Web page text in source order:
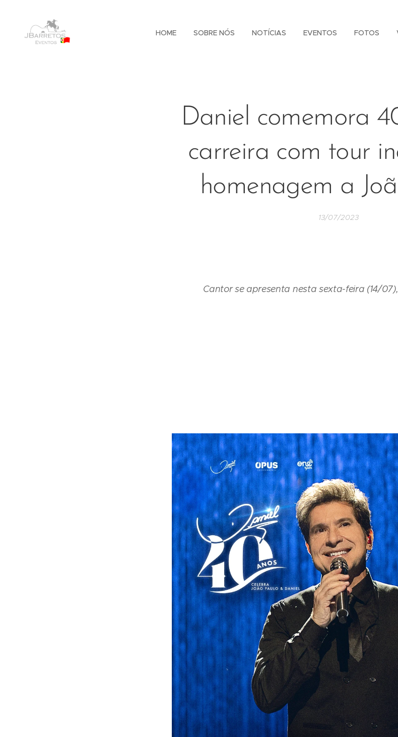
HOME SOBRE NÓS NOTÍCIAS EVENTOS FOTOS
Daniel comemora
carreira com tour
homenagem a
13/07/2023
Cantor se apresenta nesta sexta-feira (14/